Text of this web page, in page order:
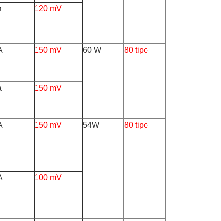
120 mV
150 mV 60 W 80 tipo
150 mV
150 mV 54W 80 tipo
100 mV